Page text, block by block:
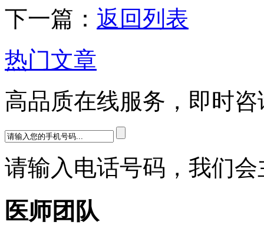
下一篇： 返回列表
热门文章
高品质在线服务，即时咨
请输入电话号码，我们
医师团队